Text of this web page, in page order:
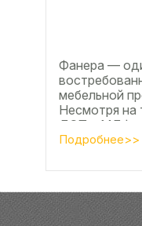
Фанера —
мебельной
Несмотря на
ДСП и МДФ ,
используют
Подробнее>>